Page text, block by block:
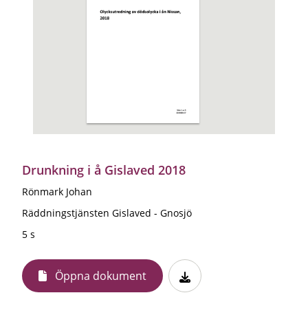
Drunkning i å Gislaved 2018
Rönmark Johan
Räddningstjänsten Gislaved - Gnosjö
5 s
Öppna dokument